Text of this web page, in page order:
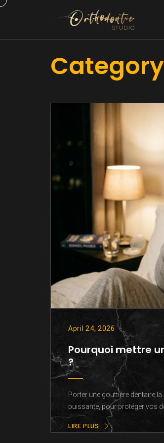
April 24, 2026
Pourquoi mettre
?
Porter une gouttière dentaire
puissante, pour protéger vos
LIRE PLUS